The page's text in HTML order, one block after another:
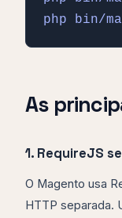
php bin/
As
1. RequireJS
O Magento usa
HTTP separada.